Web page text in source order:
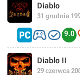
Diablo
31 grudnia
 9.0
Diablo II
29 czerwca